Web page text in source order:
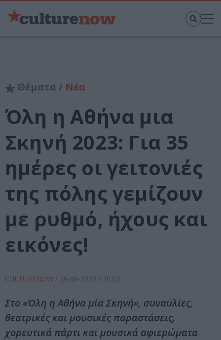
Θέματα / Νέα
Όλη η Αθήνα μια
Σκηνή 2023: Για 35
ημέρες οι γειτονιές
της πόλης γεμίζουν
με ρυθμό, ήχους και
εικόνες!
CULTURENOW / 29-06-2023 / 20:02
Στο «Όλη η Αθήνα μία Σκηνή», συναυλίες,
θεατρικές και μουσικές παραστάσεις,
χορευτικά πάρτι και μουσικά αφιερώματα